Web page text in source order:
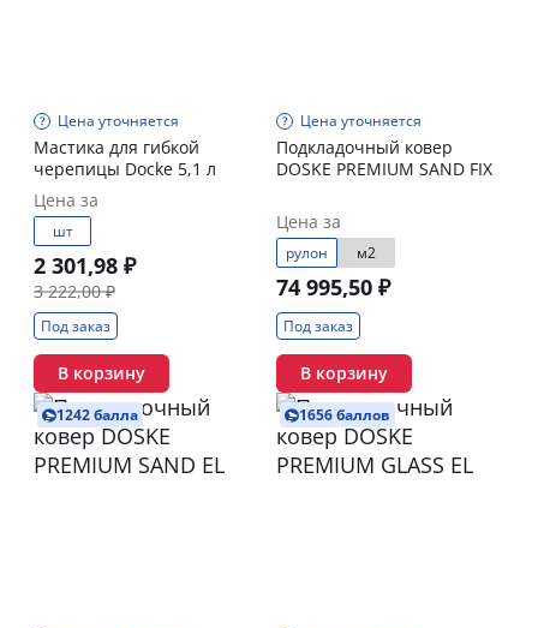
Цена уточняется
Мастика для гибкой
черепицы Docke 5,1 л
Цена за
шт
2 301,98 ₽
3 222,00 ₽
Под заказ
В корзину
Цена уточняется
Подкладочный ковер
DOSKE PREMIUM SAND FIX
Цена за
рулон м2
74 995,50 ₽
Под заказ
В корзину
1242 балла 1656 баллов